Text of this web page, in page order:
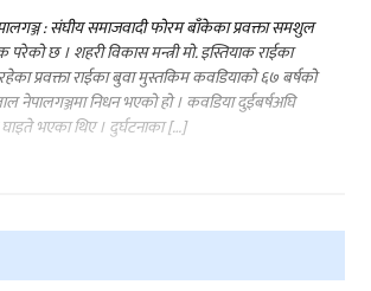
: संघीय समाजवादी फोरम बाँकेका प्रवक्ता समशुल
छ । शहरी विकास मन्त्री मो. इस्तियाक राईका
प्रवक्ता राईका बुवा मुस्तकिम कवडियाको ६७ बर्षको
नेपालगञ्जमा निधन भएको हो । कवडिया दुईबर्षअघि
घाइते भएका थिए । दुर्घटनाका […]